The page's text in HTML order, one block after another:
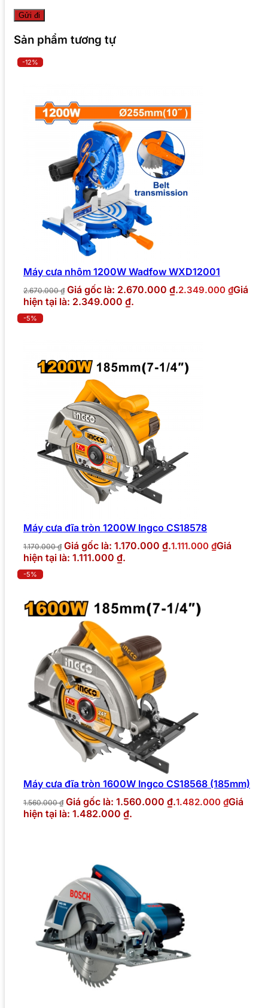
Sản phẩm tương tự
-12%
Máy cưa nhôm 1200W Wadfow WXD12001
2.670.000₫ Giá gốc là: 2.670.000 ₫.2.349.000 ₫Giá
hiện tại là: 2.349.000 ₫.
-5%
Máy cưa đĩa tròn 1200W Ingco CS18578
1.170.000₫ Giá gốc là: 1.170.000 ₫.1.111.000 ₫Giá
hiện tại là: 1.111.000 ₫.
-5%
Máy cưa đĩa tròn 1600W Ingco CS18568 (185mm)
1.560.000₫ Giá gốc là: 1.560.000 ₫.1.482.000 ₫Giá
hiện tại là: 1.482.000 ₫.